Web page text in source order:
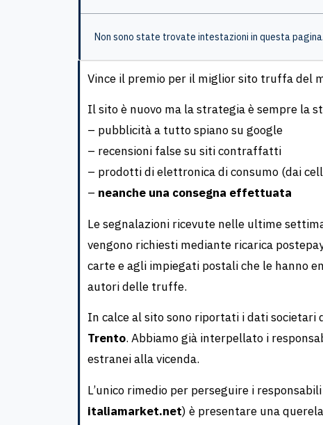
Non sono state trovate intestazioni in questa pagina.
Vince il premio per il miglior sito truffa del
Il sito è nuovo ma la strategia è sempre la
– pubblicità a tutto spiano su google
– recensioni false su siti contraffatti
– prodotti di elettronica di consumo (dai
– neanche una consegna effettuata
Le segnalazioni ricevute nelle ultime
vengono richiesti mediante ricarica
carte e agli impiegati postali che le hanno
autori delle truffe.
In calce al sito sono riportati i dati societari
Trento. Abbiamo già interpellato i
estranei alla vicenda.
L’unico rimedio per perseguire i
italiamarket.net) è presentare una